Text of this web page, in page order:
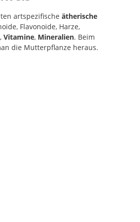
artspezifische ätherische
Flavonoide, Harze,
, Vitamine, Mineralien. Beim
die Mutterpflanze heraus.